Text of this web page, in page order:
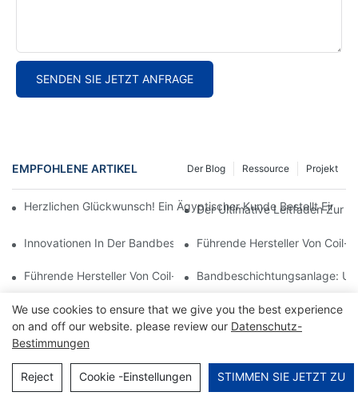
SENDEN SIE JETZT ANFRAGE
EMPFOHLENE ARTIKEL Projekt
Ressource
Der Blog
Herzlichen Glückwunsch! Ein Ägyptischer Kunde Bestellt Eine
Der Ultimative Leitfaden Zur
Innovationen In Der Bandbeschichtungsanlagentechnologie:
Führende Hersteller Von Coil-
Führende Hersteller Von Coil-Coating-Anlagen: Ein Leitfaden
Bandbeschichtungsanlage:
Farbbeschichtungslinie Heiße Dip -Verungerungslinie
We use cookies to ensure that we give you the best experience
on and off our website. please review our Datenschutz-
Bestimmungen
Reject Cookie -Einstellungen STIMMEN SIE JETZT ZU